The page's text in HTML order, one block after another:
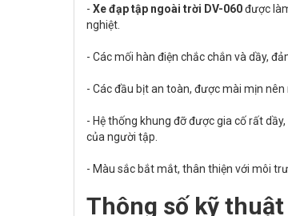
- Xe đạp tập ngoài trời DV-060được
nghiệt.
- Các mối hàn điện chắc chắn và dầy,
- Các đầu bịt an toàn, được mài mịn
- Hệ thống khung đỡ được gia cố rất
của người tập.
- Màu sắc bắt mắt, thân thiện với môi
Thông số kỹ thuật